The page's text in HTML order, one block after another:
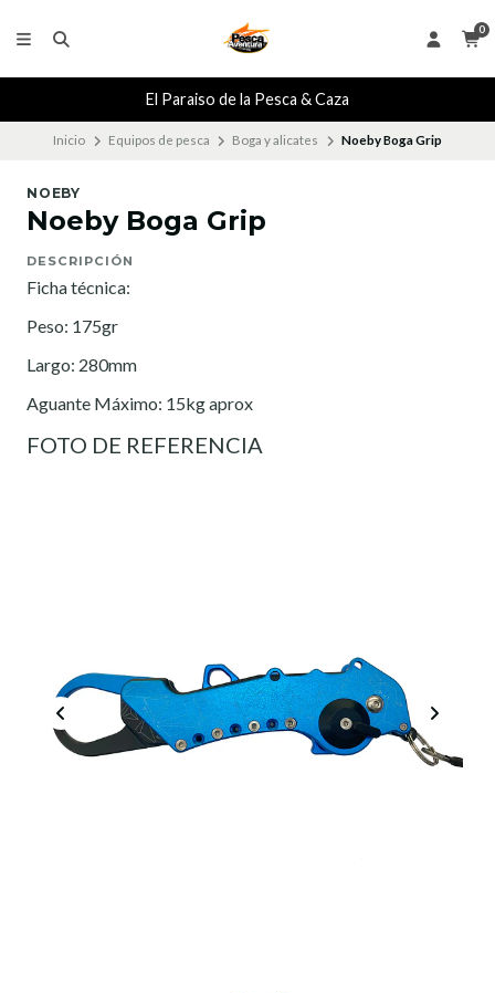
0
El Paraiso de la Pesca & Caza
Inicio Equipos de pesca Boga y alicates Noeby Boga Grip
NOEBY
Noeby Boga Grip
DESCRIPCIÓN
Ficha técnica:
Peso: 175gr
Largo: 280mm
Aguante Máximo: 15kg aprox
FOTO DE REFERENCIA